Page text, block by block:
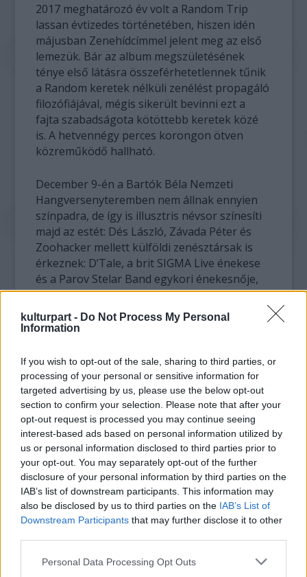
kulturpart - Do Not Process My Personal
Information
If you wish to opt-out of the sale, sharing to third parties, or
processing of your personal or sensitive information for
targeted advertising by us, please use the below opt-out
section to confirm your selection. Please note that after your
opt-out request is processed you may continue seeing
interest-based ads based on personal information utilized by
us or personal information disclosed to third parties prior to
your opt-out. You may separately opt-out of the further
disclosure of your personal information by third parties on the
IAB’s list of downstream participants. This information may
also be disclosed by us to third parties on the IAB’s List of
Downstream Participants that may further disclose it to other
Please note that this website/app uses one or more Google
Personal Data Processing Opt Outs
2017 meghatározó év volt a Random Trip
lassan évtizedes történetében, hiszen idén
májusban Zenehídcímmel jelent meg az első
lemezük. Bár az album megszületésének
ténye első látásra összeférhetetlennek tűnik
a Random keretek nélküli zenélést propagáló
filozófiájával, mégis sikerült bevinni ezt a
fajta szabadságota kötöttebb keretek közé
is. A hetvennégy perces korongon ötven
közreműködő hallható.
December 9-én a Bartók Béla Nemzeti
Hangversenyteremben nem állnak ennyien
színpadra, de így is illusztris névsor színesíti
majd az estét: Dés László, Závada Péter és
Zoohacker mellett külföldi zenésztársak is
érkeznek: D’Tale, a brit SIGMA Live énekese
és a Parov Stelar Band egykori énekesnője,
Lylit vagyis Eva Klampfer. A kihívás ezúttal is
adott lesz, hiszen a hangversenyterem sem
éppen a legmegszokottabb közeg a Random
kihívás elébe: „Természetesen kicsit
rémisztő, hiszen sosem improvizáltunk még
ekkora hangversenyteremben. Mindig elfog
a félsz, ha székeket látok egy helyszínen, de
éppen ezért lesz különlegesen izgalmas,
mert ezúttal biztos, hogy másképp utaztatjuk
a közönséget, és utazunk mi magunk is
velük” – mondta Jávor a hétvégi koncertről.
További információkitt, az esemény FB-
oldalát pedigitttaláljátok!
Random Trip Müpa Special